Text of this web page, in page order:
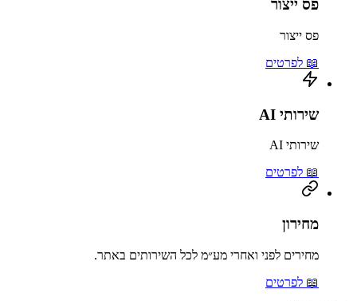
פס ייצור
פס ייצור
📖 לפרטים
שירותי AI
שירותי AI
📖 לפרטים
מחירון
מחירים לפני ואחרי מע״מ לכל השירותים באתר.
📖 לפרטים